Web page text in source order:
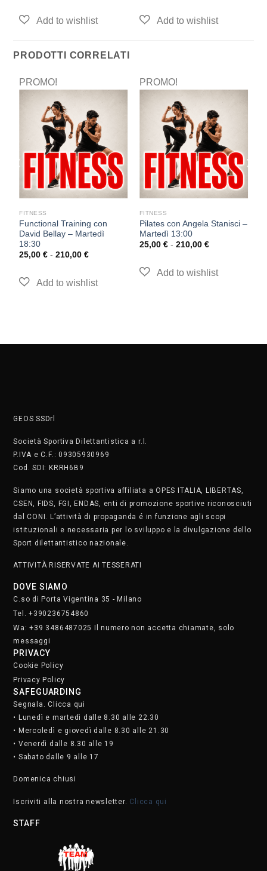
PRODOTTI CORRELATI
PROMO!
FITNESS
Functional Training con
David Bellay – Martedì
18:30
25,00€ - 210,00€
PROMO!
FITNESS
Pilates con Angela Stanisci –
Martedì 13:00
25,00 € - 210,00 €
GEOS SSDrl
Società Sportiva Dilettantistica a r.l.
P.IVA e C.F.: 09305930969
Cod. SDI: KRRH6B9
Siamo una società sportiva affiliata a OPES ITALIA, LIBERTAS,
CSEN, FIDS, FGI, ENDAS, enti di promozione sportive riconosciuti
dal CONI. L’attività di propaganda é in funzione agli scopi
istituzionali e necessaria per lo sviluppo e la divulgazione dello
Sport dilettantistico nazionale.
ATTIVITÀ RISERVATE AI TESSERATI
DOVE SIAMO
C.so di Porta Vigentina 35 - Milano
Tel. +390236754860
Wa: +39 3486487025 Il numero non accetta chiamate, solo
messaggi
PRIVACY
Cookie Policy
Privacy Policy
SAFEGUARDING
Segnala. Clicca qui
• Lunedì e martedì dalle 8.30 alle 22.30
• Mercoledì e giovedì dalle 8.30 alle 21.30
• Venerdì dalle 8.30 alle 19
• Sabato dalle 9 alle 17
Domenica chiusi
Iscriviti alla nostra newsletter. Clicca qui
STAFF